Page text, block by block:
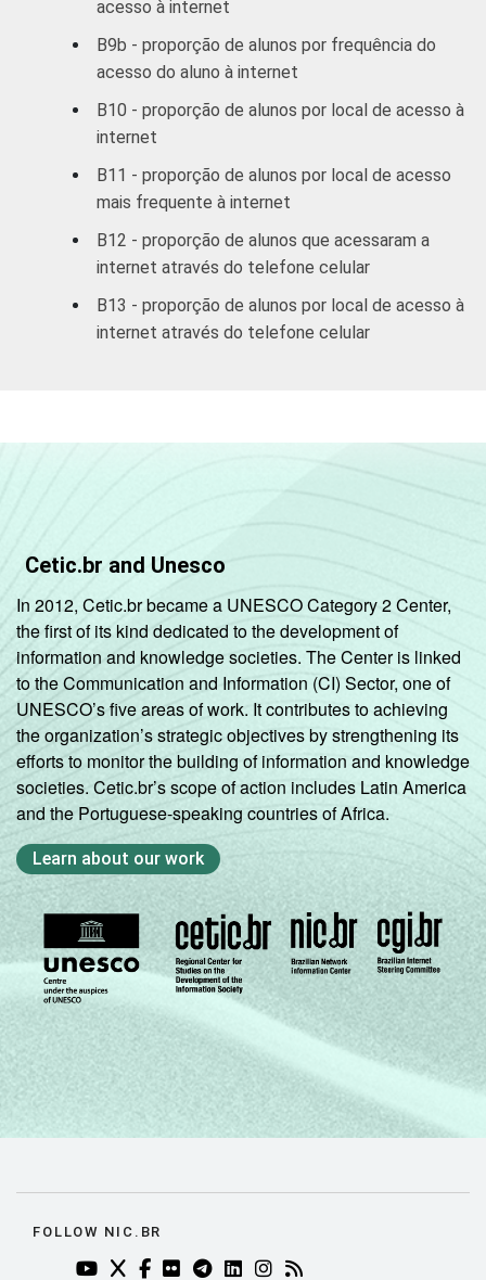
acesso à internet
B9b - proporção de alunos por frequência do
acesso do aluno à internet
B10 - proporção de alunos por local de acesso à
internet
B11 - proporção de alunos por local de acesso
mais frequente à internet
B12 - proporção de alunos que acessaram a
internet através do telefone celular
B13 - proporção de alunos por local de acesso à
internet através do telefone celular
Cetic.br and Unesco
In 2012, Cetic.br became a UNESCO Category 2 Center,
the first of its kind dedicated to the development of
information and knowledge societies. The Center is linked
to the Communication and Information (CI) Sector, one of
UNESCO’s five areas of work. It contributes to achieving
the organization’s strategic objectives by strengthening its
efforts to monitor the building of information and knowledge
societies. Cetic.br’s scope of action includes Latin America
and the Portuguese-speaking countries of Africa.
Learn about our work
FOLLOW NIC.BR
YOUTUBE DO NIC.BR (ABRE EM NOVA ABA)
TWITTER DO NIC.BR (ABRE EM NOVA ABA)
FACEBOOK DO NIC.BR (ABRE EM NOVA
FLICKR DO NIC.BR (ABRE EM NOVA
TELEGRAM DO NIC.BR (ABRE EM
LINKEDIN DO NIC.BR (ABRE
INSTAGRAM DO NIC.BR
RSS DO NIC.BR (ABRE